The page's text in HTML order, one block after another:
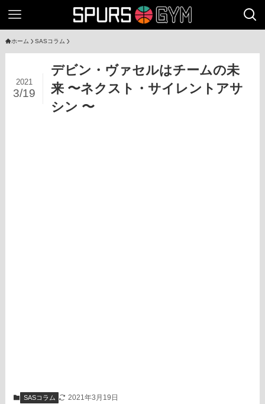
ホーム SASコラム
デビン・ヴァセルはチームの未
来 〜ネクスト・サイレントアサ
シン 〜
2021
3/19
SASコラム 2021年3月19日